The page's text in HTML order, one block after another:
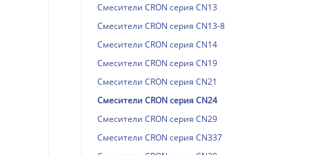
Смесители CRON серия CN13
Смесители CRON серия CN13-8
Смесители CRON серия CN14
Смесители CRON серия CN19
Смесители CRON серия CN21
Смесители CRON серия CN24
Смесители CRON серия CN29
Смесители CRON серия CN337